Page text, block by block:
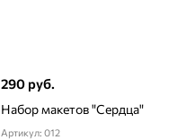
290 руб.
Набор макетов "Сердца"
Артикул: 012